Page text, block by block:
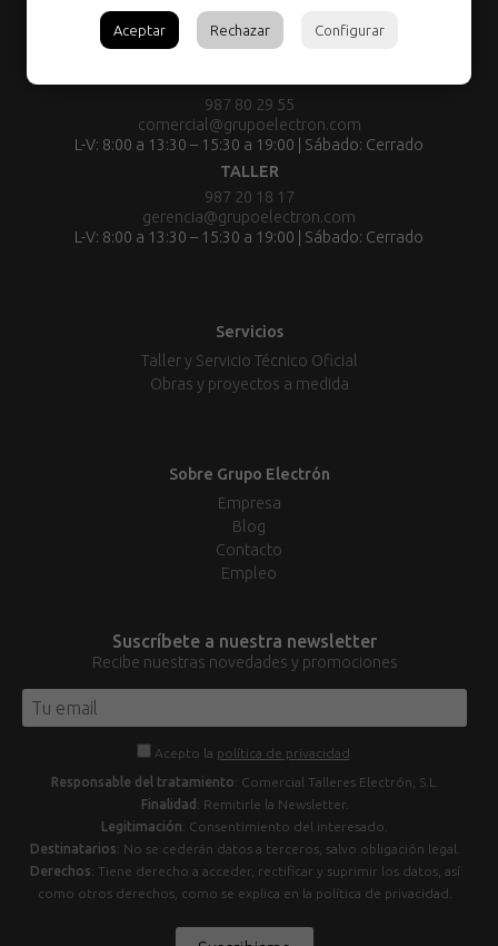
987 80 29 55
comercial@grupoelectron.com
L-V: 8:00 a 13:30 – 15:30 a 19:00 | Sábado: Cerrado
TALLER
987 20 18 17
gerencia@grupoelectron.com
L-V: 8:00 a 13:30 – 15:30 a 19:00 | Sábado: Cerrado
Servicios
Taller y Servicio Técnico Oficial
Obras y proyectos a medida
Sobre Grupo Electrón
Empresa
Blog
Contacto
Empleo
Suscríbete a nuestra newsletter
Recibe nuestras novedades y promociones
Acepto la política de privacidad
Responsable del tratamiento: Comercial Talleres Electrón, S.L.
Finalidad : Remitirle la Newsletter.
Legitimación: Consentimiento del interesado.
Destinatarios: No se cederán datos a terceros, salvo obligación legal.
Derechos: Tiene derecho a acceder, rectificar y suprimir los datos, así
como otros derechos, como se explica en la política de privacidad.
Aceptar Rechazar Configurar